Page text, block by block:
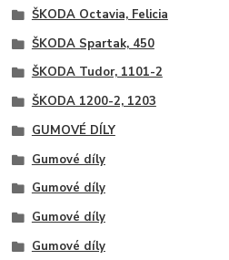
ŠKODA Octavia, Felicia
ŠKODA Spartak, 450
ŠKODA Tudor, 1101-2
ŠKODA 1200-2, 1203
GUMOVÉ DÍLY
Gumové díly
Gumové díly
Gumové díly
Gumové díly